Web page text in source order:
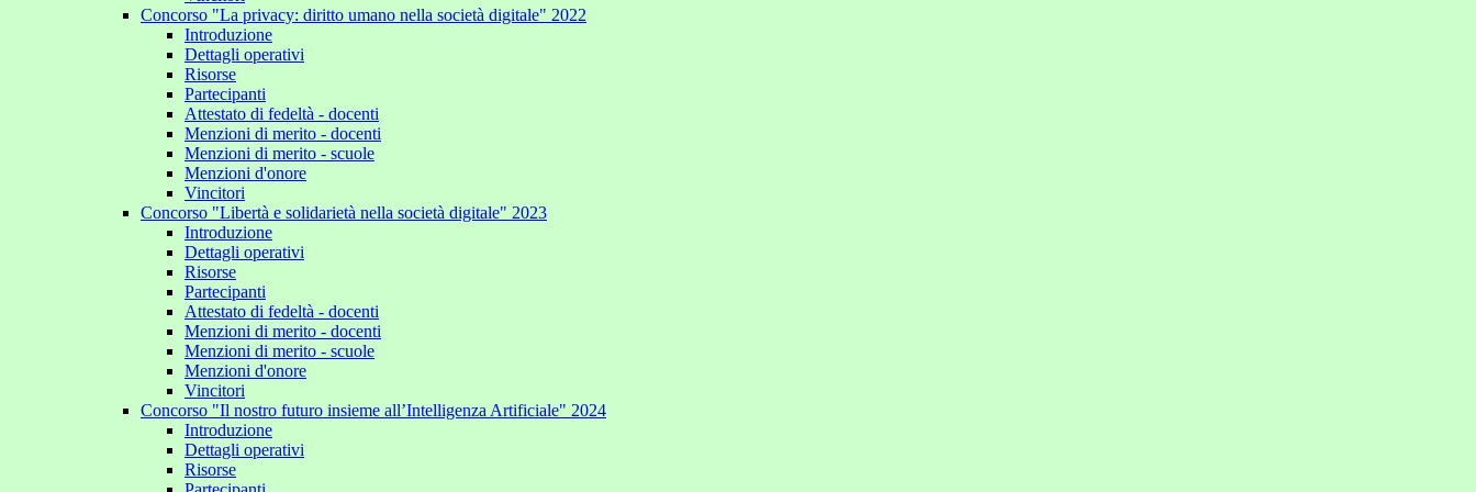
Concorso "La privacy: diritto umano nella società digitale" 2022
Introduzione
Dettagli operativi
Risorse
Partecipanti
Attestato di fedeltà - docenti
Menzioni di merito - docenti
Menzioni di merito - scuole
Menzioni d'onore
Vincitori
Concorso "Libertà e solidarietà nella società digitale" 2023
Introduzione
Dettagli operativi
Risorse
Partecipanti
Attestato di fedeltà - docenti
Menzioni di merito - docenti
Menzioni di merito - scuole
Menzioni d'onore
Vincitori
Concorso "Il nostro futuro insieme all’Intelligenza Artificiale" 2024
Introduzione
Dettagli operativi
Risorse